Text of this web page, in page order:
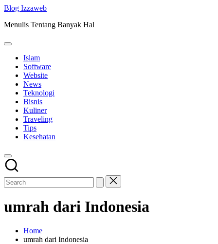
Skip
content
Blog Izzaweb
Menulis Tentang Banyak Hal
Islam
Software
Website
News
Teknologi
Bisnis
Kuliner
Traveling
Tips
Kesehatan
umrah dari Indonesia
Home
umrah dari Indonesia